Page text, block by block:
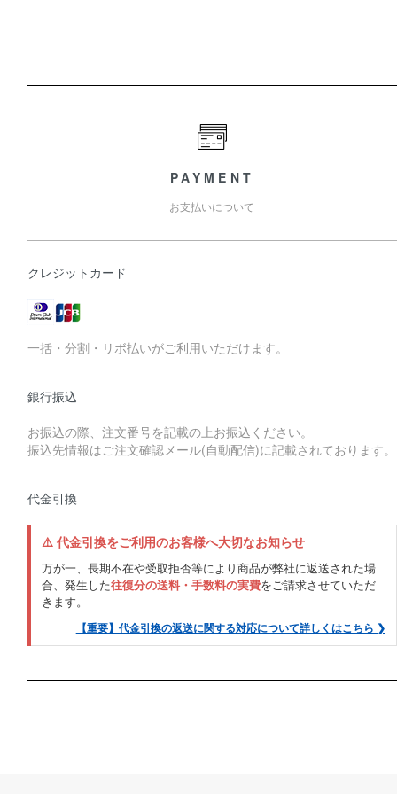
PAYMENT
お支払いについて
クレジットカード
一括・分割・リボ払いがご利用いただけます。
銀行振込
お振込の際、注文番号を記載の上お振込ください。
振込先情報はご注文確認メール(自動配信)に記載されております。
代金引換
⚠️ 代金引換をご利用のお客様へ大切なお知らせ
万が一、長期不在や受取拒否等により商品が弊社に返送された場
合、発生した往復分の送料・手数料の実費をご請求させていただ
きます。
【重要】代金引換の返送に関する対応について詳しくはこちら ❯